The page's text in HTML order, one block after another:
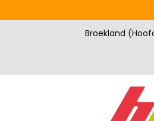
Broekland